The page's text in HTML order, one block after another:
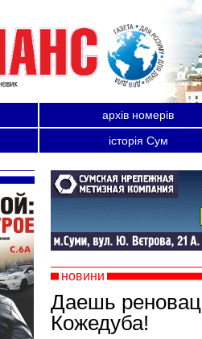
архів номерів
історія Сум
новини
Даешь
Кожедуба!